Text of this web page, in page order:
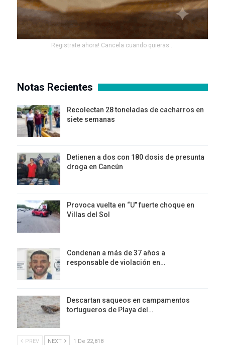
Registrate ahora! Cancela cuando quieras...
Notas Recientes
Recolectan 28 toneladas de cacharros en
siete semanas
Detienen a dos con 180 dosis de presunta
droga en Cancún
Provoca vuelta en “U” fuerte choque en
Villas del Sol
Condenan a más de 37 años a
responsable de violación en…
Descartan saqueos en campamentos
tortugueros de Playa del…
PREV NEXT 1 De 22,818